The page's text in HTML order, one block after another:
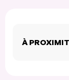
À